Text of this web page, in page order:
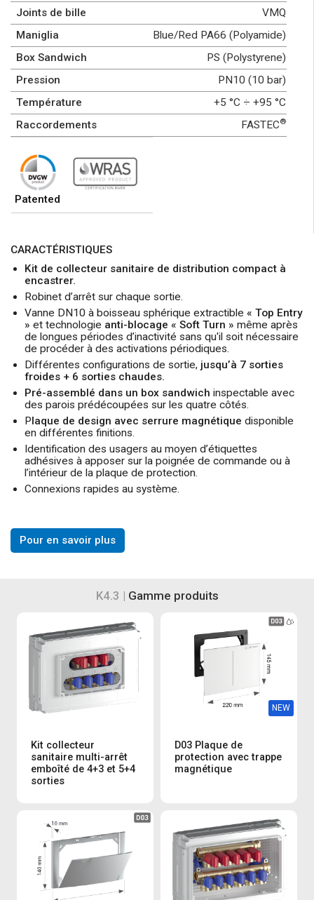
Joints de bille
VMQ
Maniglia
Blue/Red PA66 (Polyamide)
Box Sandwich
PS (Polystyrene)
Pression
PN10 (10 bar)
Température
+5 °C ÷ +95 °C
Raccordements
FASTEC®
Patented
CARACTÉRISTIQUES
Kit de collecteur sanitaire de distribution compact à
encastrer.
Robinet d’arrêt sur chaque sortie.
Vanne DN10 à boisseau sphérique extractible « Top Entry
» et technologie anti-blocage « Soft Turn » même après
de longues périodes d’inactivité sans qu'il soit nécessaire
de procéder à des activations périodiques.
Différentes configurations de sortie, jusqu’à 7 sorties
froides + 6 sorties chaudes.
Pré-assemblé dans un box sandwich inspectable avec
des parois prédécoupées sur les quatre côtés.
Plaque de design avec serrure magnétique disponible
en différentes finitions.
Identification des usagers au moyen d’étiquettes
adhésives à apposer sur la poignée de commande ou à
l’intérieur de la plaque de protection.
Connexions rapides au système.
Pour en savoir plus
K4.3 | Gamme produits
Kit collecteur
sanitaire multi-arrêt
emboîté de 4+3 et 5+4
sorties
NEW
D03 Plaque de
protection avec trappe
magnétique